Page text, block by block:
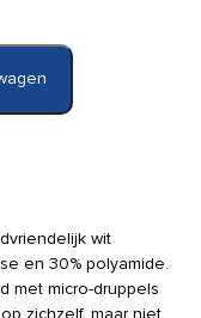
wit
en 30% polyamide.
met micro-druppels